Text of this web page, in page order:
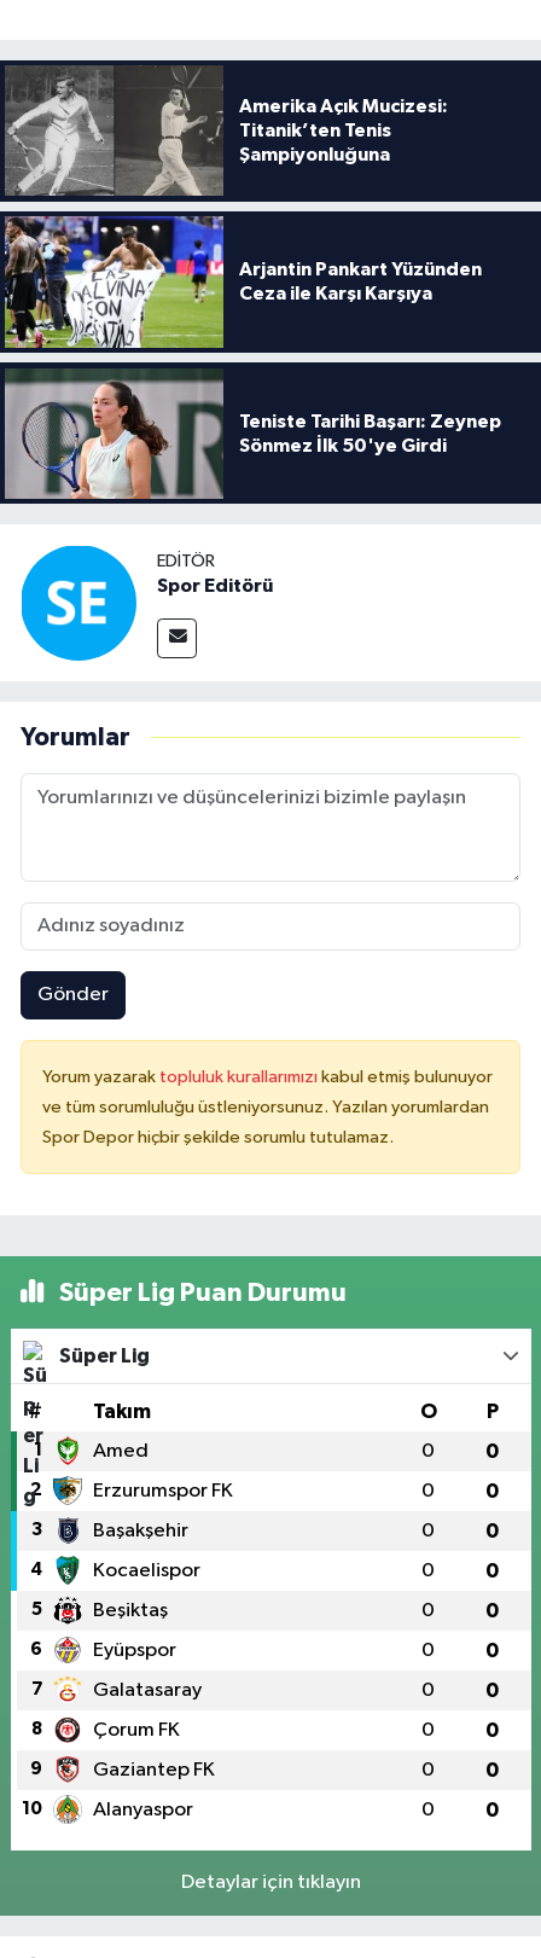
Amerika Açık Mucizesi:
Titanik’ten Tenis
Şampiyonluğuna
Arjantin Pankart Yüzünden
Ceza ile Karşı Karşıya
Teniste Tarihi Başarı: Zeynep
Sönmez İlk 50'ye Girdi
EDITÖR
Spor Editörü
Yorumlar
Gönder
Yorum yazarak topluluk kurallarımızı kabul etmiş bulunuyor
ve tüm sorumluluğu üstleniyorsunuz. Yazılan yorumlardan
Spor Depor hiçbir şekilde sorumlu tutulamaz.
Süper Lig Puan Durumu
Süper Lig
# Takım O P
1 Amed 0 0
2 Erzurumspor FK 0 0
3 Başakşehir 0 0
4 Kocaelispor 0 0
5 Beşiktaş 0 0
6 Eyüpspor 0 0
7 Galatasaray 0 0
8 Çorum FK 0 0
9 Gaziantep FK 0 0
10 Alanyaspor 0 0
Detaylar için tıklayın